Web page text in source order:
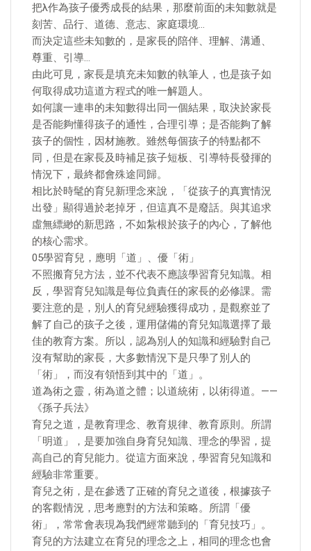
把λ作為孩子優秀成長的結果，那麼前面的未知數就是
刻苦、品行、道德、意志、家庭環境…
而決定這些未知數的，是家長的陪伴、理解、溝通、
尊重、引導…
由此可見，家長是填充未知數的執筆人，也是孩子如
何取得成功這道方程式的唯一解題人。
如何讓一連串的未知數得出同一個結果，取決於家長
是否能夠懂得孩子的通性，合理引導；是否能夠了解
孩子的個性，因材施教。雖然每個孩子的特點都不
同，但是在家長及時補足孩子短板、引導特長發揮的
情況下，最終都會殊途同歸。
相比於時髦的育兒新理念來說，「從孩子的真實情況
出發」顯得過於老掉牙，但這真不是廢話。與其追求
虛無縹緲的新思路，不如紮根於孩子的內心，了解他
的核心需求。
05學習育兒，應明「道」、優「術」
不照搬育兒方法，並不代表不應該學習育兒知識。相
反，學習育兒知識是每位負責任的家長的必修課。需
要注意的是，別人的育兒經驗獲得成功，是觀察並了
解了自己的孩子之後，運用儲備的育兒知識選擇了最
佳的教育方案。所以，認為別人的知識和經驗對自己
沒有幫助的家長，大多數情況下是只學了別人的
「術」，而沒有領悟到其中的「道」。
道為術之靈，術為道之體；以道統術，以術得道。——
《孫子兵法》
育兒之道，是教育理念、教育規律、教育原則。所謂
「明道」，是要加強自身育兒知識、理念的學習，提
高自己的育兒能力。從這方面來說，學習育兒知識和
經驗非常重要。
育兒之術，是在參透了正確的育兒之道後，根據孩子
的客觀情況，思考應對的方法和策略。所謂「優
術」，常常會表現為我們經常聽到的「育兒技巧」。
育兒的方法建立在育兒的理念之上，相同的理念也會